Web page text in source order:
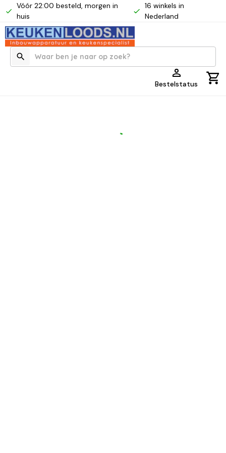
Vóór 22:00 besteld, morgen in
huis
16 winkels in
Nederland
Bestelstatus